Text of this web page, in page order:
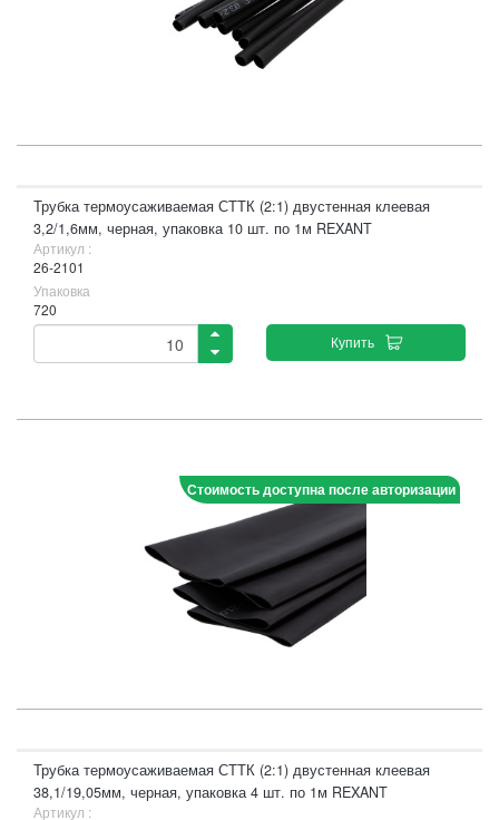
Трубка термоусаживаемая СТТК (2:1) двустенная клеевая
3,2/1,6мм, черная, упаковка 10 шт. по 1м REXANT
Артикул :
26-2101
Упаковка
720
Купить
Стоимость доступна после авторизации
Трубка термоусаживаемая СТТК (2:1) двустенная клеевая
38,1/19,05мм, черная, упаковка 4 шт. по 1м REXANT
Артикул :